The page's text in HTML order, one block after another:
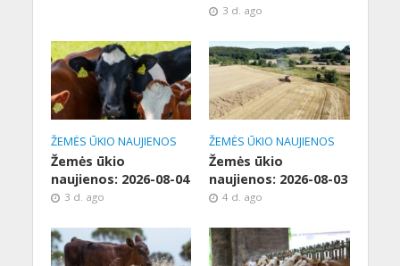
3 d. ago
ŽEMĖS ŪKIO NAUJIENOS
Žemės ūkio
naujienos: 2026-08-04
3 d. ago
ŽEMĖS ŪKIO NAUJIENOS
Žemės ūkio
naujienos: 2026-08-03
4 d. ago